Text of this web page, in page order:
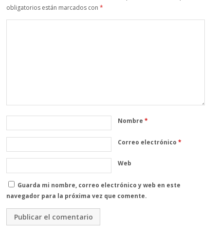
obligatorios están marcados con*
Nombre*
Correo electrónico*
Web
Guarda mi nombre, correo electrónico y web en este
navegador para la próxima vez que comente.